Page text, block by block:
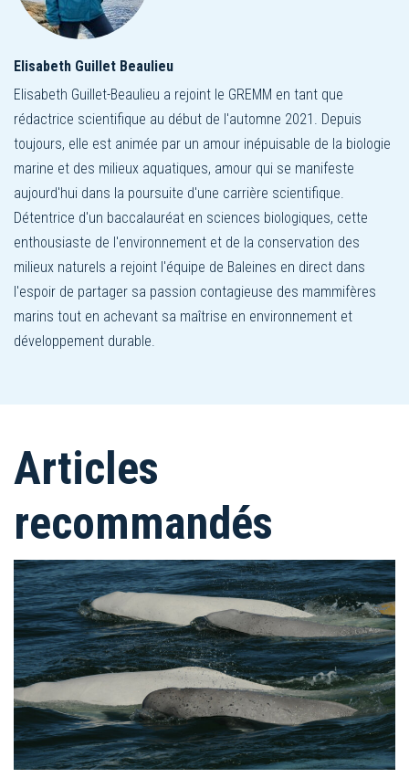
Elisabeth Guillet Beaulieu
Elisabeth Guillet-Beaulieu a rejoint le GREMM en tant que
rédactrice scientifique au début de l'automne 2021. Depuis
toujours, elle est animée par un amour inépuisable de la biologie
marine et des milieux aquatiques, amour qui se manifeste
aujourd'hui dans la poursuite d'une carrière scientifique.
Détentrice d'un baccalauréat en sciences biologiques, cette
enthousiaste de l'environnement et de la conservation des
milieux naturels a rejoint l'équipe de Baleines en direct dans
l'espoir de partager sa passion contagieuse des mammifères
marins tout en achevant sa maîtrise en environnement et
développement durable.
Articles
recommandés